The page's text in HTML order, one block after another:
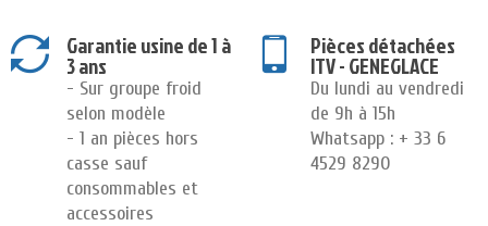
Garantie usine de 1 à
3 ans
- Sur groupe froid
selon modèle
- 1 an pièces hors
casse sauf
consommables et
accessoires
Pièces détachées
ITV - GENEGLACE
Du lundi au vendredi
de 9h à 15h
Whatsapp : + 33 6
4529 8290